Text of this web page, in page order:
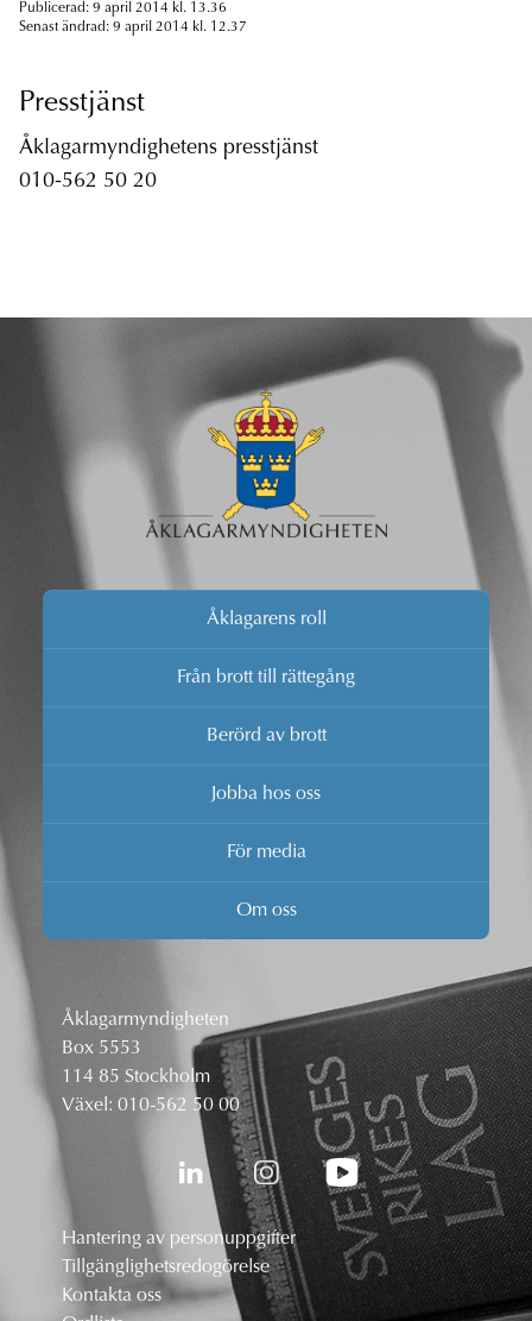
Publicerad: 9 april 2014 kl. 13.36
Senast ändrad: 9 april 2014 kl. 12.37
Presstjänst
Åklagarmyndighetens presstjänst
010-562 50 20
Åklagarens roll
Från brott till rättegång
Berörd av brott
Jobba hos oss
För media
Om oss
Åklagarmyndigheten
Box 5553
114 85 Stockholm
Växel: 010-562 50 00
Hantering av personuppgifter
Tillgänglighetsredogörelse
Kontakta oss